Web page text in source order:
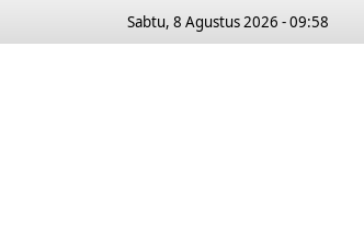
Sabtu, 8 Agustus 2026 - 09:58